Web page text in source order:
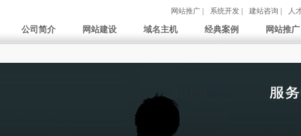
网站推广| 系统开发| 建站咨询 人
公司简介 网站建设 域名主机 经典案例 网站推广